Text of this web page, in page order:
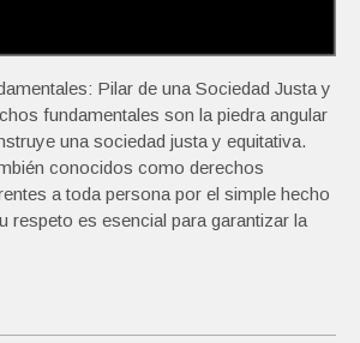
Pilar de una Sociedad Justa y
fundamentales son la piedra angular
una sociedad justa y equitativa.
conocidos como derechos
a toda persona por el simple hecho
respeto es esencial para garantizar la